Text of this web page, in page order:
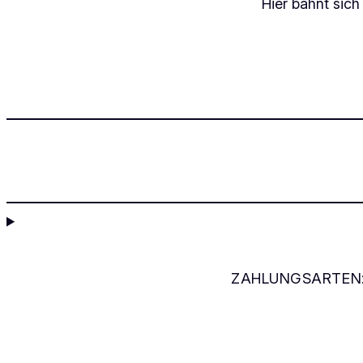
ZAHLUNGSARTEN: